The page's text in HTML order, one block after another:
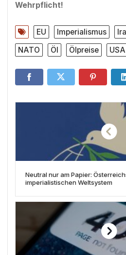
Wehrpflicht!
EU Imperialismus
NATO
Öl Ölpreise USA
Neutral nur am Papier:
imperialistischen Weltsystem